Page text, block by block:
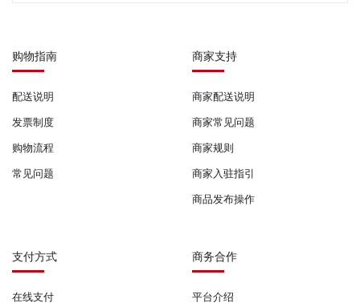
购物指南
配送说明
发票制度
购物流程
常见问题
商家支持
商家配送说明
商家常见问题
商家规则
商家入驻指引
商品发布操作
支付方式
在线支付
商务合作
平台介绍